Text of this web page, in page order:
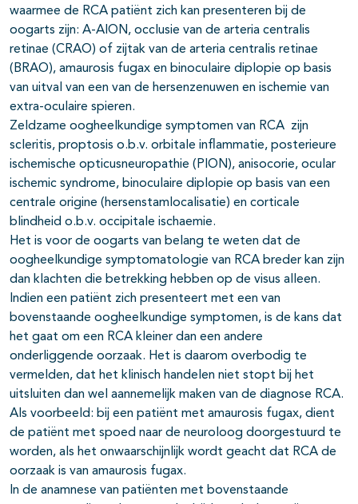
waarmee de RCA patiënt zich kan presenteren bij de
oogarts zijn: A-AION, occlusie van de arteria centralis
retinae (CRAO) of zijtak van de arteria centralis retinae
(BRAO), amaurosis fugax en binoculaire diplopie op basis
van uitval van een van de hersenzenuwen en ischemie van
extra-oculaire spieren.
Zeldzame oogheelkundige symptomen van RCA zijn
scleritis, proptosis o.b.v. orbitale inflammatie, posterieure
ischemische opticusneuropathie (PION), anisocorie, ocular
ischemic syndrome, binoculaire diplopie op basis van een
centrale origine (hersenstamlocalisatie) en corticale
blindheid o.b.v. occipitale ischaemie.
Het is voor de oogarts van belang te weten dat de
oogheelkundige symptomatologie van RCA breder kan zijn
dan klachten die betrekking hebben op de visus alleen.
Indien een patiënt zich presenteert met een van
bovenstaande oogheelkundige symptomen, is de kans dat
het gaat om een RCA kleiner dan een andere
onderliggende oorzaak. Het is daarom overbodig te
vermelden, dat het klinisch handelen niet stopt bij het
uitsluiten dan wel aannemelijk maken van de diagnose RCA.
Als voorbeeld: bij een patiënt met amaurosis fugax, dient
de patiënt met spoed naar de neuroloog doorgestuurd te
worden, als het onwaarschijnlijk wordt geacht dat RCA de
oorzaak is van amaurosis fugax.
In de anamnese van patiënten met bovenstaande